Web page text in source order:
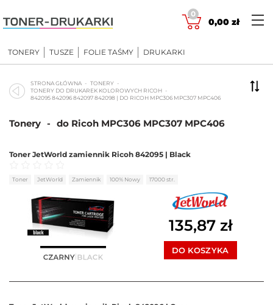
to
content
0
0,00 zł
TONERY TUSZE FOLIE TAŚMY DRUKARKI
STRONA GŁÓWNA
TONERY
TONERY DO DRUKAREK KOLOROWYCH RICOH
842095 842096 842097 842098 | DO RICOH MPC306 MPC307 MPC406
Tonery - do Ricoh MPC306 MPC307 MPC406
Toner JetWorld zamiennik Ricoh 842095 | Black
Oceniono na 5
Toner JetWorld Zamiennik 100% Nowy 17000 str.
135,87 zł
DO KOSZYKA